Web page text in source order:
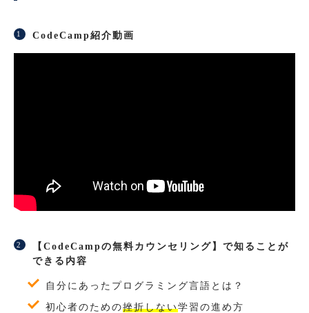
CodeCamp紹介動画
【CodeCampの無料カウンセリング】で知ることが
できる内容
自分にあったプログラミング言語とは？
初心者のための挫折しない学習の進め方